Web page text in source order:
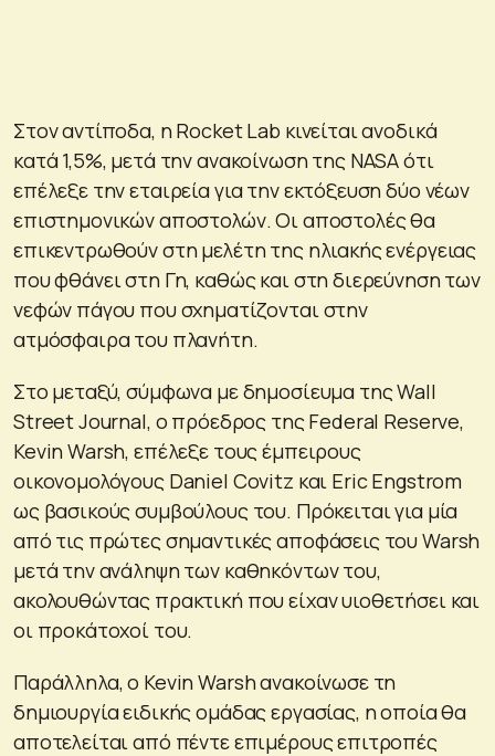
Στον αντίποδα, η Rocket Lab κινείται ανοδικά
κατά 1,5%, μετά την ανακοίνωση της NASA ότι
επέλεξε την εταιρεία για την εκτόξευση δύο νέων
επιστημονικών αποστολών. Οι αποστολές θα
επικεντρωθούν στη μελέτη της ηλιακής ενέργειας
που φθάνει στη Γη, καθώς και στη διερεύνηση των
νεφών πάγου που σχηματίζονται στην
ατμόσφαιρα του πλανήτη.
Στο μεταξύ, σύμφωνα με δημοσίευμα της Wall
Street Journal, ο πρόεδρος της Federal Reserve,
Kevin Warsh, επέλεξε τους έμπειρους
οικονομολόγους Daniel Covitz και Eric Engstrom
ως βασικούς συμβούλους του. Πρόκειται για μία
από τις πρώτες σημαντικές αποφάσεις του Warsh
μετά την ανάληψη των καθηκόντων του,
ακολουθώντας πρακτική που είχαν υιοθετήσει και
οι προκάτοχοί του.
Παράλληλα, ο Kevin Warsh ανακοίνωσε τη
δημιουργία ειδικής ομάδας εργασίας, η οποία θα
αποτελείται από πέντε επιμέρους επιτροπές